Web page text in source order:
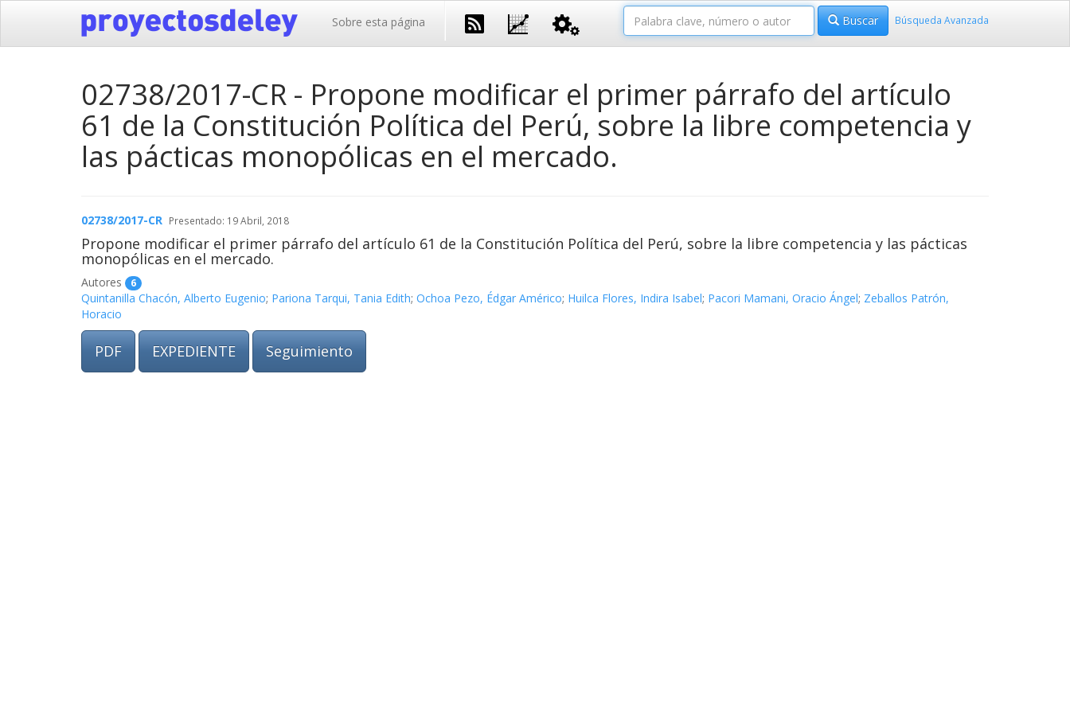
Sobre esta página Buscar Búsqueda Avanzada
02738/2017-CR - Propone modificar el primer párrafo del artículo
61 de la Constitución Política del Perú, sobre la libre competencia y
las pácticas monopólicas en el mercado.
02738/2017-CR Presentado: 19 Abril, 2018
Propone modificar el primer párrafo del artículo 61 de la Constitución Política del Perú, sobre la libre competencia y las pácticas
monopólicas en el mercado.
Autores 6
Quintanilla Chacón, Alberto Eugenio; Pariona Tarqui, Tania Edith; Ochoa Pezo, Édgar Américo; Huilca Flores, Indira Isabel; Pacori Mamani, Oracio Ángel; Zeballos Patrón,
Horacio
PDF EXPEDIENTE Seguimiento